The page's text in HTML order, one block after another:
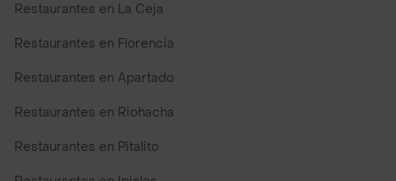
Restaurantes en La Ceja
Restaurantes en Florencia
Restaurantes en Apartado
Restaurantes en Riohacha
Restaurantes en Pitalito